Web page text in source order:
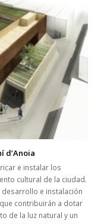
d’Anoia
e instalar los
cultural de la ciudad.
e instalación
contribuirán a dotar
de la luz natural y un